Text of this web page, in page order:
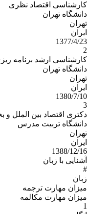
کارشناسی اقتصاد نظری
دانشگاه تهران
تهران
ایران
1377/4/23
2
کارشناسی ارشد برنامه
دانشگاه تهران
تهران
ایران
1380/7/10
3
دکتری اقتصاد بین الملل
دانشگاه تربیت مدرس
تهران
ایران
1388/12/16
آشنایی با زبان
#
زبان
میزان مهارت ترجمه
میزان مهارت مکالمه
1